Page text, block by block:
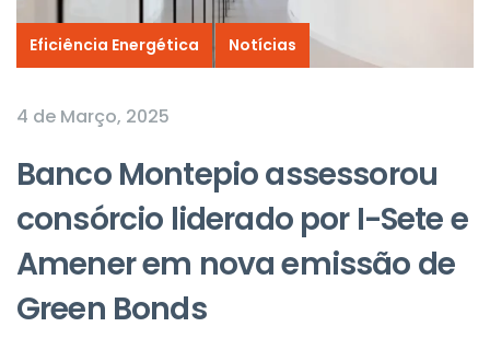
Eficiência Energética Notícias
4 de Março, 2025
Banco Montepio assessorou
consórcio liderado por I-Sete e
Amener em nova emissão de
Green Bonds